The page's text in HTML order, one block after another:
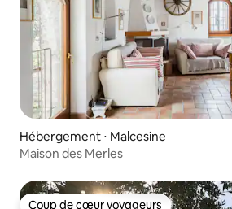
Hébergement ⋅ Malcesine
Maison des Merles
Coup de cœur voyageurs